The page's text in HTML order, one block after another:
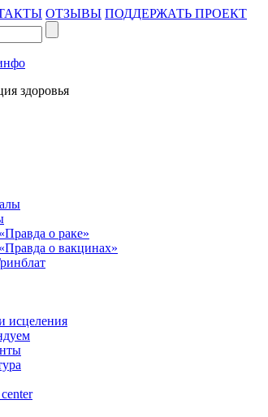
ОТЗЫВЫ ПОДДЕРЖАТЬ ПРОЕКТ
здоровья
о раке»
о вакцинах»
исцеления